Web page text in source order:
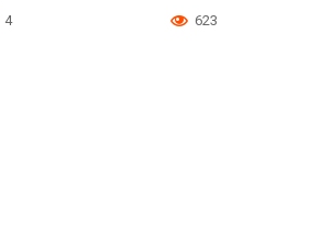
4 623